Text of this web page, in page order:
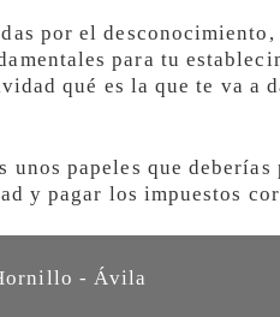
por el
para tu
qué es la que te va a
papeles que
y pagar los impuestos
- Ávila